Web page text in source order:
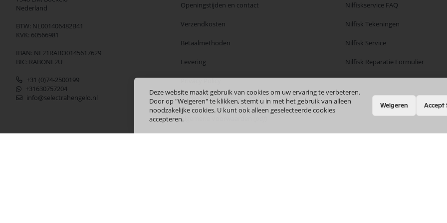
Nederland
BTW: NL001406482B41
KVK: 60566981
IBAN: NL21RABO0145617629
BIC: RABONL2U
+31 (0)74-2500199
+31630757204
info@selectrahengelo.nl
Openingstijden en contact
Verzendkosten
Betaalmethoden
Levering
Privacy Policy
Ruilen en Retourneren
Algemene Voorwaarden
Nilfiskservice FAQ
Nilfisk Tekeningen
Nilfisk Service
Nilfisk Reparatie Formulier
Deze website maakt gebruik van cookies om uw ervaring te verbeteren.
Door op "Weigeren" te klikken, stemt u in met het gebruik van alleen
noodzakelijke cookies. U kunt ook alleen geselecteerde cookies
accepteren.
Weigeren Accept